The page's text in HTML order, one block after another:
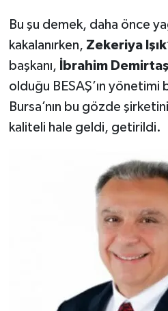
Bu şu demek, daha önce
kakalanırken, Zekeriya
başkanı, İbrahim Demirtaş
olduğu BESAŞ’ın yönetimi
Bursa’nın bu gözde
kaliteli hale geldi, getirildi.